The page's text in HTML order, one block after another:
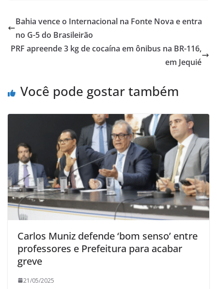
Bahia vence o Internacional na Fonte Nova e entra
no G-5 do Brasileirão
PRF apreende 3 kg de cocaína em ônibus na BR-116,
em Jequié
Você pode gostar também
Carlos Muniz defende ‘bom senso’ entre
professores e Prefeitura para acabar
greve
21/05/2025